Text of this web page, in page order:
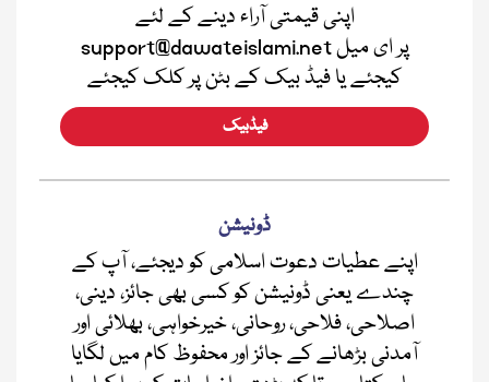
اپنی قیمتی آراء دینے کے لئے
support@dawateislami.net پر ای میل
کیجئے یا فیڈ بیک کے بٹن پر کلک کیجئے
فیڈبیک
ڈونیشن
اپنے عطیات دعوت اسلامی کو دیجئے، آپ کے
چندے یعنی ڈونیشن کو کسی بھی جائز، دینی،
اصلاحی، فلاحی، روحانی، خیرخواہی، بھلائی اور
آمدنی بڑھانے کے جائز اور محفوظ کام میں لگایا